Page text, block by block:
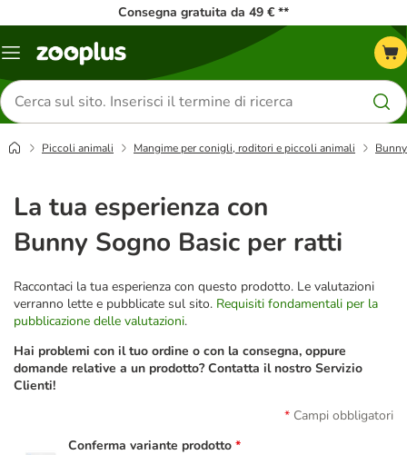
Consegna gratuita da 49 € **
Overview
Cerca
prodotti
Piccoli animali Mangime per conigli, roditori e piccoli animali Bunny
La tua esperienza con
Bunny Sogno Basic per ratti
Raccontaci la tua esperienza con questo prodotto. Le valutazioni
verranno lette e pubblicate sul sito. Requisiti fondamentali per la
pubblicazione delle valutazioni.
Hai problemi con il tuo ordine o con la consegna, oppure
domande relative a un prodotto? Contatta il nostro Servizio
Clienti!
Campi obbligatori
Conferma variante prodotto *